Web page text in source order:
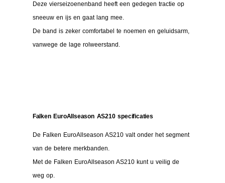
Deze vierseizoenenband heeft een gedegen tractie op
sneeuw en ijs en gaat lang mee.
De band is zeker comfortabel te noemen en geluidsarm,
vanwege de lage rolweerstand.
Falken EuroAllseason AS210 specificaties
De Falken EuroAllseason AS210 valt onder het segment
van de betere merkbanden.
Met de Falken EuroAllseason AS210 kunt u veilig de
weg op.